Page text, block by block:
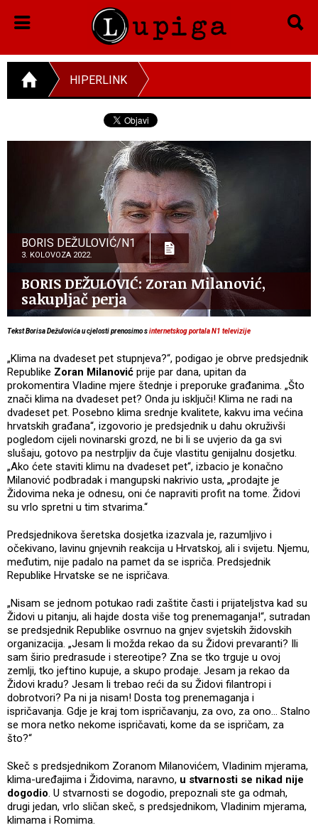
HIPERLINK
BORIS DEŽULOVIĆ/N1
3. KOLOVOZA 2022.
BORIS DEŽULOVIĆ: Zoran Milanović,
sakupljač perja
Tekst Borisa Dežulovića u cjelosti prenosimo sinternetskog portala N1 televizije
„Klima na dvadeset pet stupnjeva?“, podigao je obrve predsjednik
Republike Zoran Milanović prije par dana, upitan da
prokomentira Vladine mjere štednje i preporuke građanima. „Što
znači klima na dvadeset pet? Onda ju isključi! Klima ne radi na
dvadeset pet. Posebno klima srednje kvalitete, kakvu ima većina
hrvatskih građana“, izgovorio je predsjednik u dahu okruživši
pogledom cijeli novinarski grozd, ne bi li se uvjerio da ga svi
slušaju, gotovo pa nestrpljiv da čuje vlastitu genijalnu dosjetku.
„Ako ćete staviti klimu na dvadeset pet“, izbacio je konačno
Milanović podbradak i mangupski nakrivio usta, „prodajte je
Židovima neka je odnesu, oni će napraviti profit na tome. Židovi
su vrlo spretni u tim stvarima.“
Predsjednikova šeretska dosjetka izazvala je, razumljivo i
očekivano, lavinu gnjevnih reakcija u Hrvatskoj, ali i svijetu. Njemu,
međutim, nije padalo na pamet da se ispriča. Predsjednik
Republike Hrvatske se ne ispričava.
„Nisam se jednom potukao radi zaštite časti i prijateljstva kad su
Židovi u pitanju, ali hajde dosta više tog prenemaganja!“, sutradan
se predsjednik Republike osvrnuo na gnjev svjetskih židovskih
organizacija. „Jesam li možda rekao da su Židovi prevaranti? Ili
sam širio predrasude i stereotipe? Zna se tko trguje u ovoj
zemlji, tko jeftino kupuje, a skupo prodaje. Jesam ja rekao da
Židovi kradu? Jesam li trebao reći da su Židovi filantropi i
dobrotvori? Pa ni ja nisam! Dosta tog prenemaganja i
ispričavanja. Gdje je kraj tom ispričavanju, za ovo, za ono… Stalno
se mora netko nekome ispričavati, kome da se ispričam, za
što?“
Skeč s predsjednikom Zoranom Milanovićem, Vladinim mjerama,
klima-uređajima i Židovima, naravno, u stvarnosti se nikad nije
dogodio. U stvarnosti se dogodio, prepoznali ste ga odmah,
drugi jedan, vrlo sličan skeč, s predsjednikom, Vladinim mjerama,
klimama i Romima.